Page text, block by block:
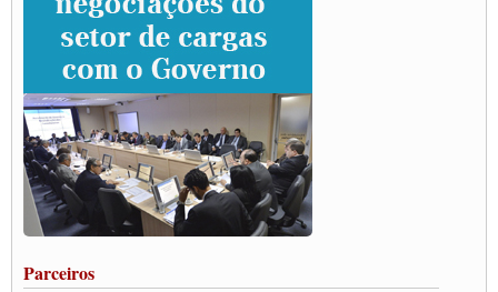
Paulinho e Litti debatem política global para transporte rodoviário de cargas na
SUTCRA no Uruguai
Grande Conquista da Categoria transporte de Cargas e Caminhoneiros Autonomos
ENCONTRO INTERNACIONAL EM APOIO A CLASSE TRABALHADORA
DO BRASIL E A ELEIÇÃO 2022
Carta às Brasileiras e aos Brasileiros em Defesa do Estado Democrático de Direito
Paulinho, presidente da CNTTL, faz balanço do 3º Congresso da CNTTL
Caminhoneiros aprovam greve a partir do 1º de novembro
Rodoviários de Feira Santana fazem Assembleia para avaliar proposta de reajuste
salarial
Vacina Já: Lockdown de 24 horas dos trabalhadores em transportes está mantido,
Parceiros